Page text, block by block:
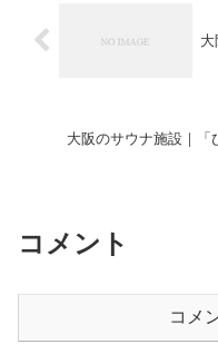
大
大阪のサウナ施設｜「
コメント
コメ